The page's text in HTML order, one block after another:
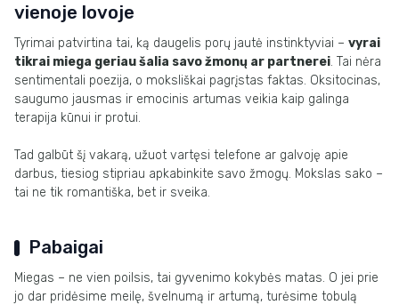
vienoje lovoje
Tyrimai patvirtina tai, ką daugelis porų jautė instinktyviai – vyrai
tikrai miega geriau šalia savo žmonų ar partnerei. Tai nėra
sentimentali poezija, o moksliškai pagrįstas faktas. Oksitocinas,
saugumo jausmas ir emocinis artumas veikia kaip galinga
terapija kūnui ir protui.
Tad galbūt šį vakarą, užuot vartęsi telefone ar galvoję apie
darbus, tiesiog stipriau apkabinkite savo žmogų. Mokslas sako –
tai ne tik romantiška, bet ir sveika.
Pabaigai
Miegas – ne vien poilsis, tai gyvenimo kokybės matas. O jei prie
jo dar pridėsime meilę, švelnumą ir artumą, turėsime tobulą